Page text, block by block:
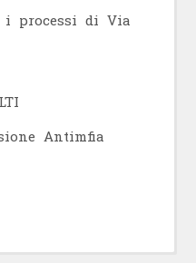
i processi di Via
Antimfia